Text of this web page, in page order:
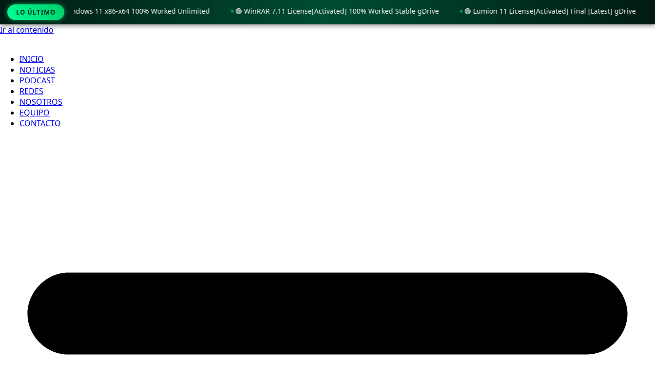
Ir al contenido
INICIO
NOTICIAS
PODCAST
REDES
NOSOTROS
EQUIPO
CONTACTO
LO ÚLTIMO
Crack only Windows 11 x86-x64 100% Worked Unlimited 🟢 WinRAR 7.11 License[Activated] 100% Worked Stable gDrive 🟢 Lumion 11 License[Activated] Final [Latest] gDrive